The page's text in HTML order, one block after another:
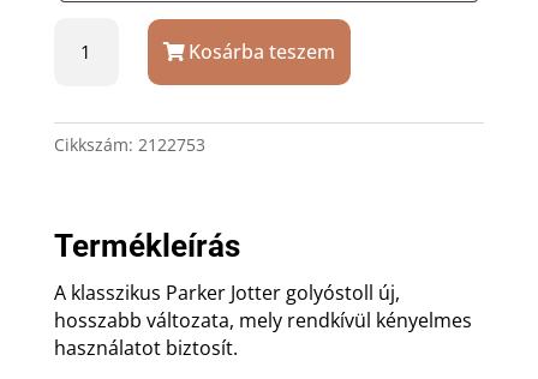
Parker
golyóstoll
Kosárba teszem
Cikkszám: 2122753
Termékleírás
A klasszikus Parker Jotter golyóstoll új,
hosszabb változata, mely rendkívül kényelmes
használatot biztosít.